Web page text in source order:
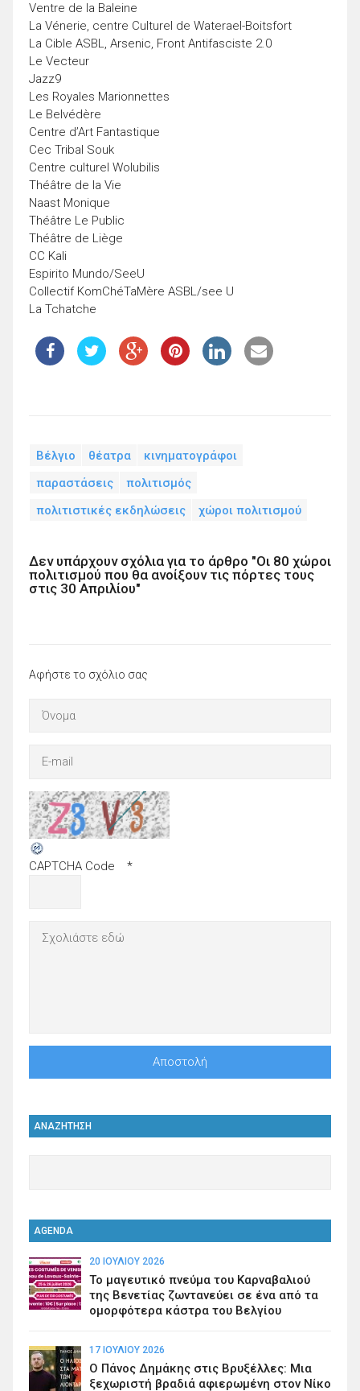
Ventre de la Baleine
La Vénerie, centre Culturel de Waterael-Boitsfort
La Cible ASBL, Arsenic, Front Antifasciste 2.0
Le Vecteur
Jazz9
Les Royales Marionnettes
Le Belvédère
Centre d’Art Fantastique
Cec Tribal Souk
Centre culturel Wolubilis
Théâtre de la Vie
Naast Monique
Théâtre Le Public
Théâtre de Liège
CC Kali
Espirito Mundo/SeeU
Collectif KomChéTaMère ASBL/see U
La Tchatche
Βέλγιο θέατρα
κινηματογράφοι
παραστάσεις
πολιτισμός
πολιτιστικές εκδηλώσεις
χώροι πολιτισμού
Δεν υπάρχουν σχόλια για το άρθρο "Οι 80 χώροι
πολιτισμού που θα ανοίξουν τις πόρτες τους
στις 30 Απριλίου"
Αφήστε το σχόλιο σας
CAPTCHA Code *
ΑΝΑΖΗΤΗΣΗ
AGENDA
20 ΙΟΥΛΊΟΥ 2026
Το μαγευτικό πνεύμα του Καρναβαλιού
της Βενετίας ζωντανεύει σε ένα από τα
ομορφότερα κάστρα του Βελγίου
17 ΙΟΥΛΊΟΥ 2026
Ο Πάνος Δημάκης στις Βρυξέλλες: Μια
ξεχωριστή βραδιά αφιερωμένη στον Νίκο